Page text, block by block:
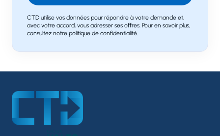
CTD utilise vos données pour répondre à votre demande et,
avec votre accord, vous adresser ses offres. Pour en savoir plus,
consultez notre politique de confidentialité.